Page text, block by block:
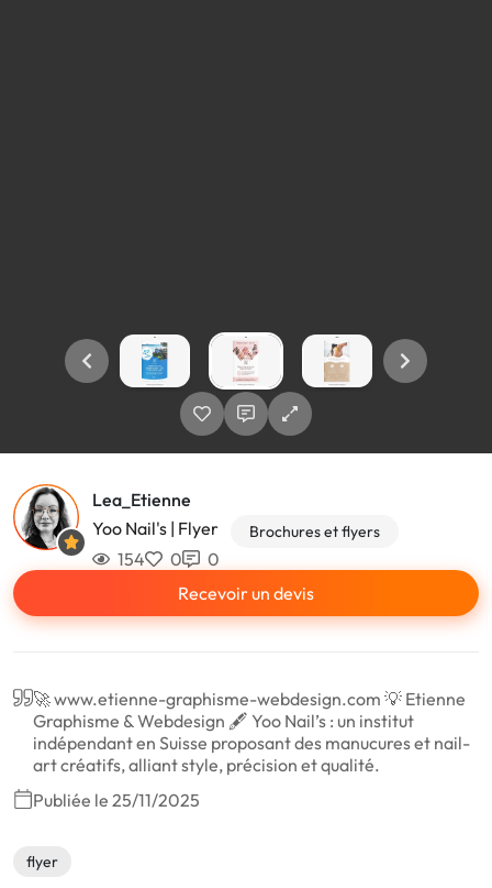
Lea_Etienne
Yoo Nail's | Flyer
Brochures et flyers
154 0
0
Recevoir un devis
🚀 www.etienne-graphisme-webdesign.com 💡 Etienne
Graphisme & Webdesign 🖋️ Yoo Nail’s : un institut
indépendant en Suisse proposant des manucures et nail-
art créatifs, alliant style, précision et qualité.
Publiée le 25/11/2025
flyer